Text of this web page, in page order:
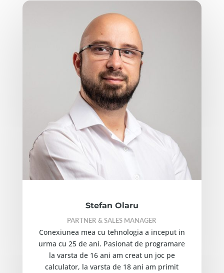
Stefan Olaru
PARTNER & SALES MANAGER
Conexiunea mea cu tehnologia a inceput in
urma cu 25 de ani. Pasionat de programare
la varsta de 16 ani am creat un joc pe
calculator, la varsta de 18 ani am primit